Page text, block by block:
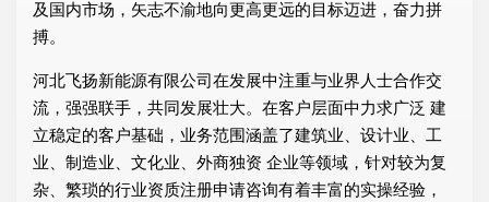
及国内市场，矢志不渝地向更高更远的目标迈进，奋力拼
搏。
河北飞扬新能源有限公司在发展中注重与业界人士合作交
流，强强联手，共同发展壮大。在客户层面中力求广泛 建
立稳定的客户基础，业务范围涵盖了建筑业、设计业、工
业、制造业、文化业、外商独资 企业等领域，针对较为复
杂、繁琐的行业资质注册申请咨询有着丰富的实操经验，